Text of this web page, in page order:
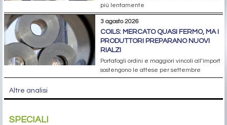
più lentamente
3 agosto 2026
COILS: MERCATO QUASI FERMO, MA I
PRODUTTORI PREPARANO NUOVI
RIALZI
Portafogli ordini e maggiori vincoli all’import
sostengono le attese per settembre
Altre analisi
SPECIALI